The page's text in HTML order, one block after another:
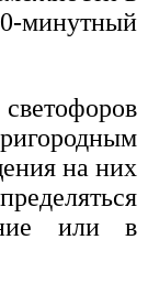
минутный
на них
или в